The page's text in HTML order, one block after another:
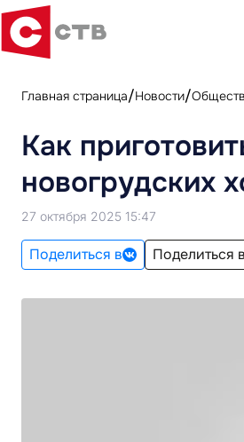
Главная страница Новости
Как
новогрудских
27 октября 2025 15:47
Поделиться в Поделиться в